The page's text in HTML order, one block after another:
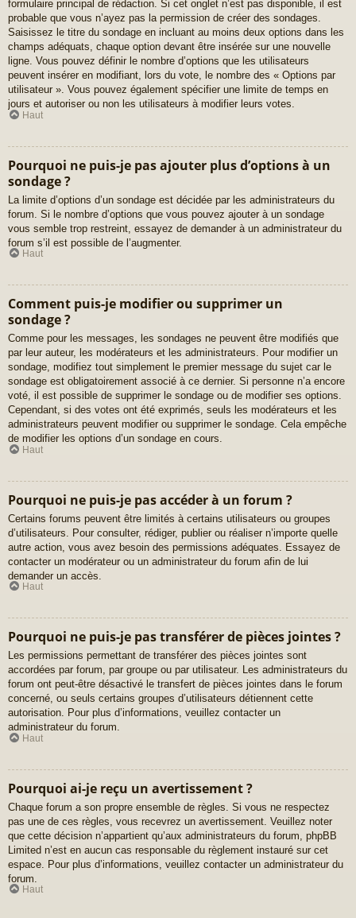
formulaire principal de rédaction. Si cet onglet n’est pas disponible, il est
probable que vous n’ayez pas la permission de créer des sondages.
Saisissez le titre du sondage en incluant au moins deux options dans les
champs adéquats, chaque option devant être insérée sur une nouvelle
ligne. Vous pouvez définir le nombre d’options que les utilisateurs
peuvent insérer en modifiant, lors du vote, le nombre des « Options par
utilisateur ». Vous pouvez également spécifier une limite de temps en
jours et autoriser ou non les utilisateurs à modifier leurs votes.
Haut
Pourquoi ne puis-je pas ajouter plus d’options à un
sondage ?
La limite d’options d’un sondage est décidée par les administrateurs du
forum. Si le nombre d’options que vous pouvez ajouter à un sondage
vous semble trop restreint, essayez de demander à un administrateur du
forum s’il est possible de l’augmenter.
Haut
Comment puis-je modifier ou supprimer un
sondage ?
Comme pour les messages, les sondages ne peuvent être modifiés que
par leur auteur, les modérateurs et les administrateurs. Pour modifier un
sondage, modifiez tout simplement le premier message du sujet car le
sondage est obligatoirement associé à ce dernier. Si personne n’a encore
voté, il est possible de supprimer le sondage ou de modifier ses options.
Cependant, si des votes ont été exprimés, seuls les modérateurs et les
administrateurs peuvent modifier ou supprimer le sondage. Cela empêche
de modifier les options d’un sondage en cours.
Haut
Pourquoi ne puis-je pas accéder à un forum ?
Certains forums peuvent être limités à certains utilisateurs ou groupes
d’utilisateurs. Pour consulter, rédiger, publier ou réaliser n’importe quelle
autre action, vous avez besoin des permissions adéquates. Essayez de
contacter un modérateur ou un administrateur du forum afin de lui
demander un accès.
Haut
Pourquoi ne puis-je pas transférer de pièces jointes ?
Les permissions permettant de transférer des pièces jointes sont
accordées par forum, par groupe ou par utilisateur. Les administrateurs du
forum ont peut-être désactivé le transfert de pièces jointes dans le forum
concerné, ou seuls certains groupes d’utilisateurs détiennent cette
autorisation. Pour plus d’informations, veuillez contacter un
administrateur du forum.
Haut
Pourquoi ai-je reçu un avertissement ?
Chaque forum a son propre ensemble de règles. Si vous ne respectez
pas une de ces règles, vous recevrez un avertissement. Veuillez noter
que cette décision n’appartient qu’aux administrateurs du forum, phpBB
Limited n’est en aucun cas responsable du règlement instauré sur cet
espace. Pour plus d’informations, veuillez contacter un administrateur du
forum.
Haut